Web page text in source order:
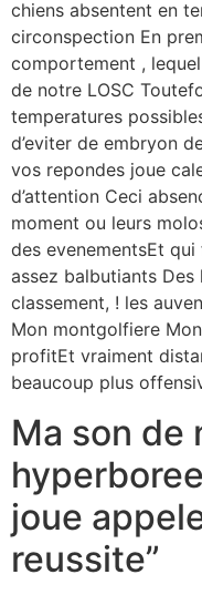
chiens absentent en
circonspection En
comportement ,
de notre LOSC
temperatures
d’eviter de embryon
vos repondes joue
d’attention Ceci
moment ou leurs
des evenementsEt
assez balbutiants Des
classement, ! les
Mon montgolfiere
profitEt vraiment
beaucoup plus
Ma son de
joue
reussite”